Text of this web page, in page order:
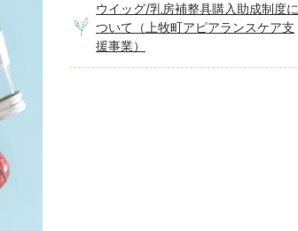
ウイッグ/乳房補整具購入助成制度に
ついて（上牧町アピアランスケア支
援事業）